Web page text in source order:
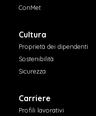
ConMet
Cultura
Proprietà dei dipendenti
Sostenibilità
Sicurezza
Carriere
Profili lavorativi